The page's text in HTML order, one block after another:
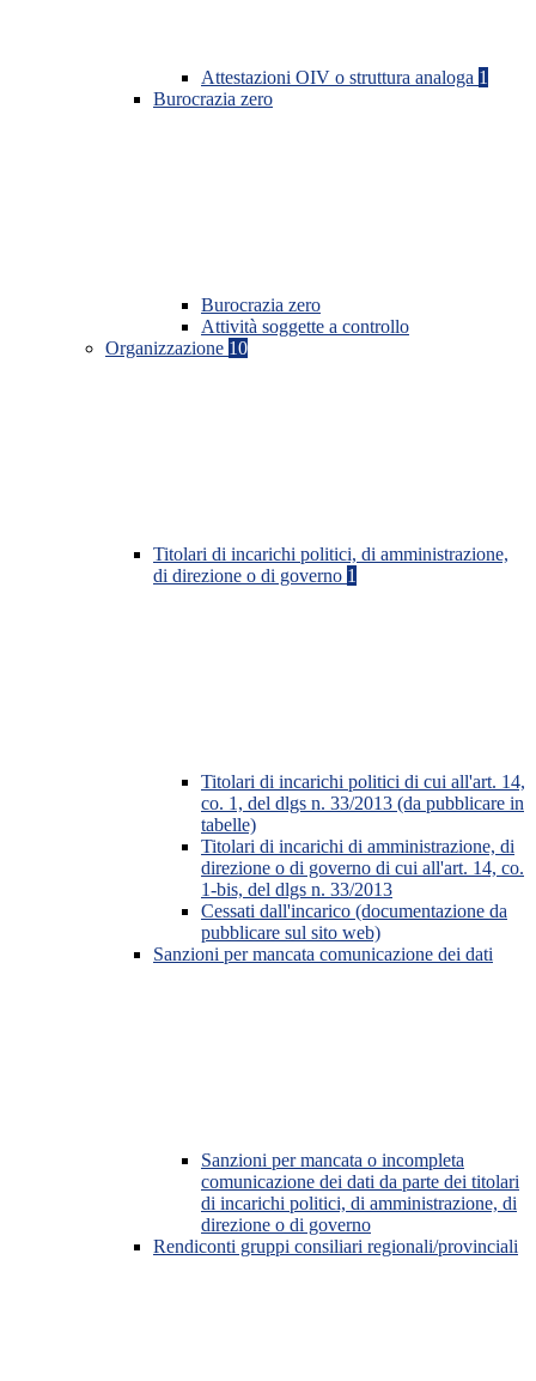
Attestazioni OIV o struttura analoga 1
Burocrazia zero
Burocrazia zero
Attività soggette a controllo
Organizzazione 10
Titolari di incarichi politici, di amministrazione,
di direzione o di governo 1
Titolari di incarichi politici di cui all'art. 14,
co. 1, del dlgs n. 33/2013 (da pubblicare in
tabelle)
Titolari di incarichi di amministrazione, di
direzione o di governo di cui all'art. 14, co.
1-bis, del dlgs n. 33/2013
Cessati dall'incarico (documentazione da
pubblicare sul sito web)
Sanzioni per mancata comunicazione dei dati
Sanzioni per mancata o incompleta
comunicazione dei dati da parte dei titolari
di incarichi politici, di amministrazione, di
direzione o di governo
Rendiconti gruppi consiliari regionali/provinciali